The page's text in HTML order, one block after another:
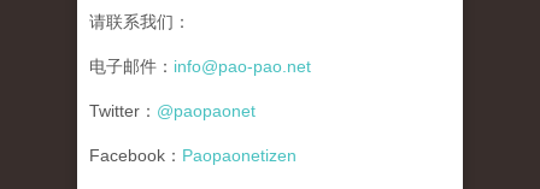
请联系我们：
电子邮件： info@pao-pao.net
Twitter： @paopaonet
Facebook： Paopaonetizen